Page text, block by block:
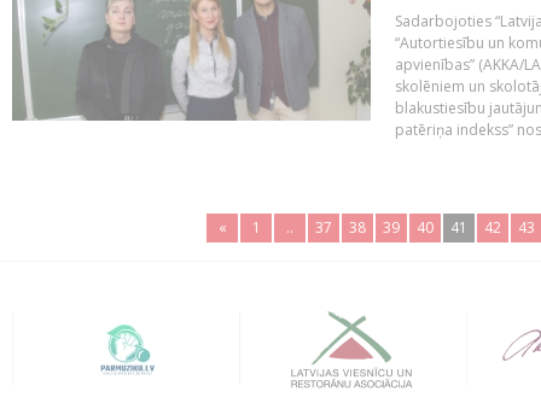
Sadarbojoties
“Autortiesību un
apvienības” (AKKA/
skolēniem un
blakustiesību
patēriņa indekss”
« 1 .. 37 38 39 40 41 42 43